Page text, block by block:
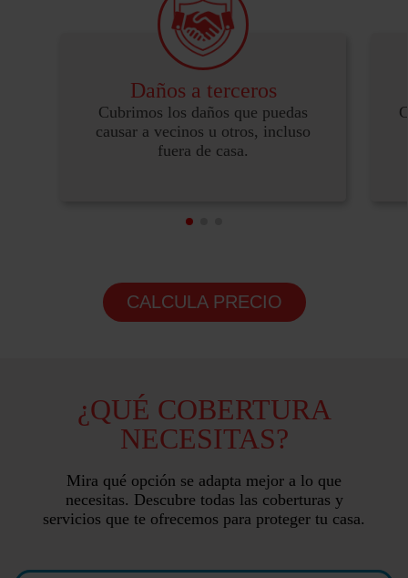
Daños a terceros
Cubrimos los daños que puedas
causar a vecinos u otros, incluso
fuera de casa.
CALCULA PRECIO
¿QUÉ COBERTURA
NECESITAS?
Mira qué opción se adapta mejor a lo que
necesitas. Descubre todas las coberturas y
servicios que te ofrecemos para proteger tu casa.